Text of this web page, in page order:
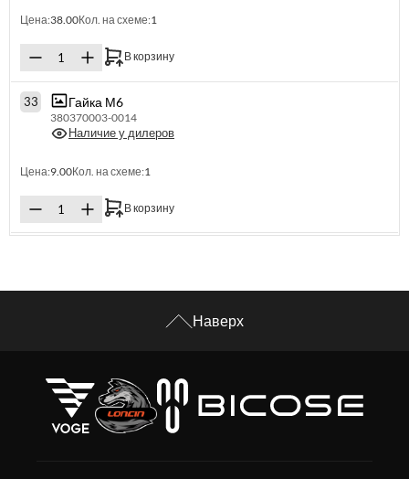
Цена:38.00Кол. на схеме:1
В корзину
33 Гайка М6
380370003-0014
Наличие у дилеров
Цена:9.00Кол. на схеме:1
В корзину
Наверх